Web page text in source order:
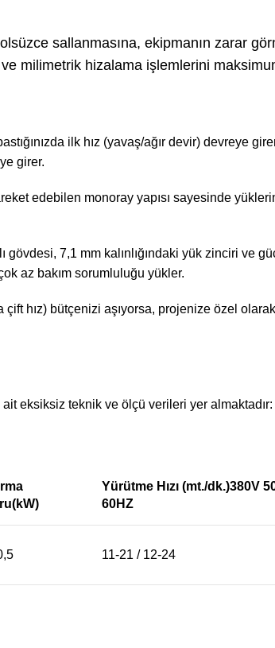
sallanmasına, ekipmanın zarar
milimetrik hizalama işlemlerini
ilk hız (yavaş/ağır devir) devreye
girer.
edebilen monoray yapısı sayesinde
7,1 mm kalınlığındaki yük zinciri ve
az bakım sorumluluğu yükler.
çift hız) bütçenizi aşıyorsa, projenize özel olarak
eksiksiz teknik ve ölçü verileri yer almaktadır:
Yürütme Hızı (mt./dk.)380V
60HZ
11-21 / 12-24